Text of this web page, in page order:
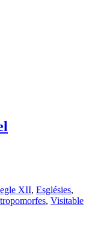
XII, Esglésies,
, Visitable